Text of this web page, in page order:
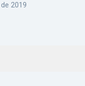
2019